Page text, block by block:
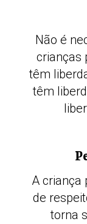
Não é
crianças
têm
têm
A criança
de
torna